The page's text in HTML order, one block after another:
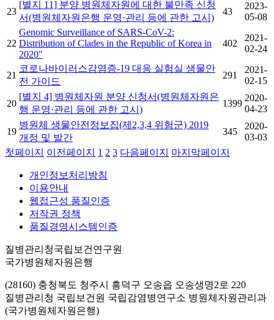
23
[별지 11] 분양 병원체자원에 대한 불만족 신청
서(병원체자원은행 운영·관리 등에 관한 고시)
43
2023-
05-08
22
Genomic Surveillance of SARS-CoV-2:
Distribution of Clades in the Republic of Korea in
2020"
402
2021-
02-24
21
코로나바이러스감염증-19 대응 실험실 생물안
전 가이드
291
2021-
02-15
20
[별지 4] 병원체자원 분양 신청서(병원체자원은
행 운영·관리 등에 관한 고시)
1399
2020-
04-23
19
병원체 생물안전정보집(제2,3,4 위험군) 2019
개정 및 발간
345
2020-
03-03
첫페이지
이전페이지 1 2 3 다음페이지 마지막페이지
개인정보처리방침
이용안내
웹접근성 품질인증
저작권 정책
품질경영시스템인증
질병관리청국립보건연구원
국가병원체자원은행
(28160) 충청북도 청주시 흥덕구 오송읍 오송생명2로 220
질병관리청 국립보건원 국립감염병연구소 병원체자원관리과
(국가병원체자원은행)